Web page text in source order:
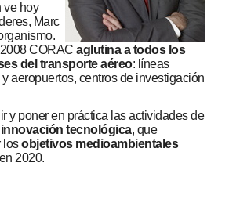
ve hoy
Marc
CORAC aglutina a todos los
del transporte aéreo: líneas
aeropuertos, centros de investigación
y poner en práctica las actividades de
tecnológica, que
losobjetivos medioambientales
2020.